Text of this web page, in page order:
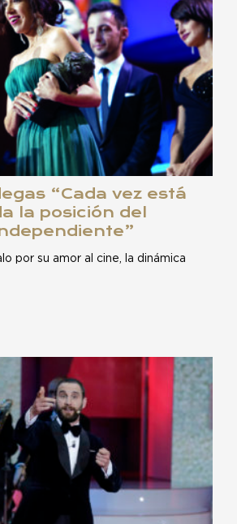
“Cada vez está
la posición del
por su amor al cine, la dinámica